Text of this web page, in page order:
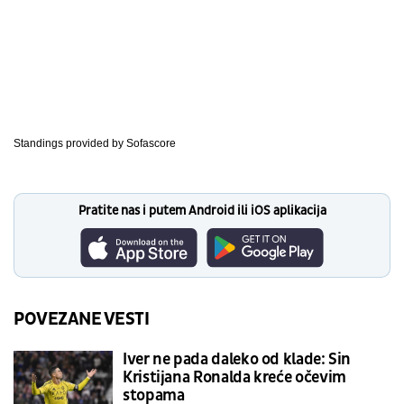
Standings provided by Sofascore
Pratite nas i putem Android ili iOS aplikacija
POVEZANE VESTI
Iver ne pada daleko od klade: Sin
Kristijana Ronalda kreće očevim
stopama